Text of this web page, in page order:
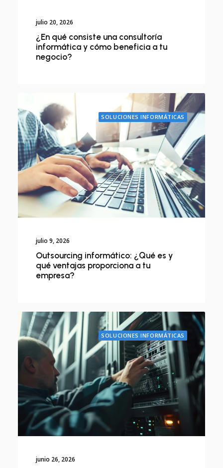
julio 20, 2026
¿En qué consiste una consultoría
informática y cómo beneficia a tu
negocio?
SOLUCIONES INFORMÁTICAS
julio 9, 2026
Outsourcing informático: ¿Qué es y
qué ventajas proporciona a tu
empresa?
SOLUCIONES INFORMÁTICAS
junio 26, 2026